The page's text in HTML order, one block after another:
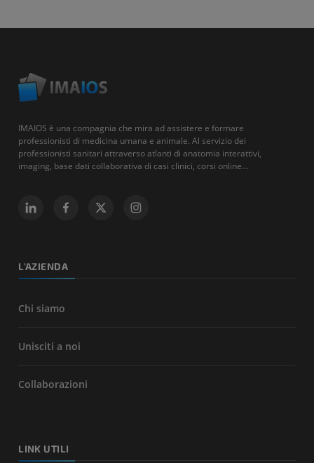
IMAIOS è una compagnia che mira ad assistere e formare
professionisti di medicina umana e animale. Al servizio dei
professionisti sanitari attraverso atlanti di anatomia interattivi,
imaging, base dati collaborativa di casi clinici, corsi online...
L'AZIENDA
Chi siamo
Unisciti a noi
Collaborazioni
LINK UTILI